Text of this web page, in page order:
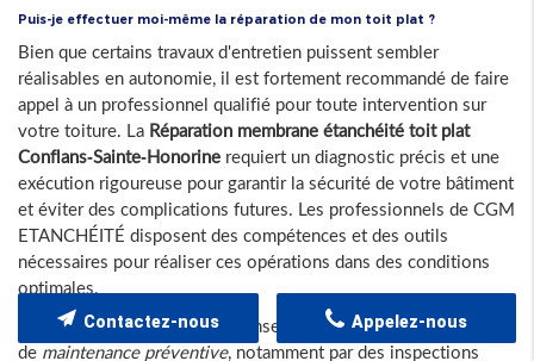
Puis-je effectuer moi-même la réparation de mon toit plat ?
Bien que certains travaux d'entretien puissent sembler
réalisables en autonomie, il est fortement recommandé de faire
appel à un professionnel qualifié pour toute intervention sur
votre toiture. La Réparation membrane étanchéité toit plat
Conflans-Sainte-Honorine requiert un diagnostic précis et une
exécution rigoureuse pour garantir la sécurité de votre bâtiment
et éviter des complications futures. Les professionnels de CGM
ETANCHÉITÉ disposent des compétences et des outils
nécessaires pour réaliser ces opérations dans des conditions
optimales.
En complément, nous vous conseillons d'adopter une stratégie
de maintenance préventive, notamment par des inspections
Appelez-nous
Contactez-nous